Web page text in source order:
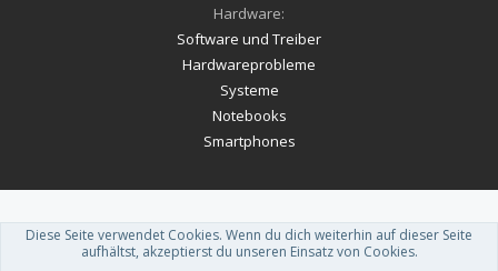
Hardware:
Software und Treiber
Hardwareprobleme
Systeme
Notebooks
Smartphones
Forum software by XenForo™-Deutsch von xenDach
Theme designed by ThemeHouse.
Diese Seite verwendet Cookies. Wenn du dich weiterhin auf dieser Seite
aufhältst, akzeptierst du unseren Einsatz von Cookies.